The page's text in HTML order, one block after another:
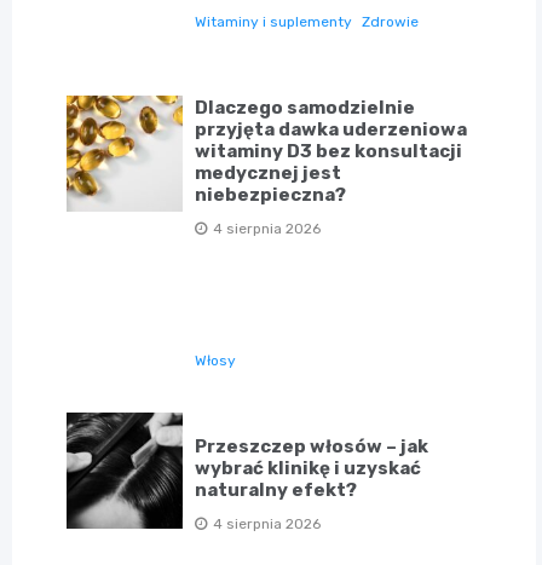
Witaminy i suplementy Zdrowie
Dlaczego samodzielnie
przyjęta dawka uderzeniowa
witaminy D3 bez konsultacji
medycznej jest
niebezpieczna?
4 sierpnia 2026
Włosy
Przeszczep włosów – jak
wybrać klinikę i uzyskać
naturalny efekt?
4 sierpnia 2026